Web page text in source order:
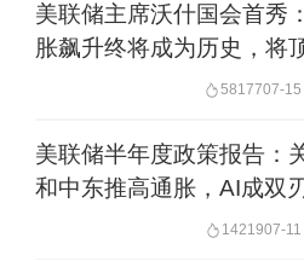
点，持续大幅高于2%
了通胀预期脱锚的风
资产管理机构BK
观策略师施罗
Schlossberg）在接
美联储主席沃什国会首秀
胀飙升终将成为历史，将
5817707-
美联储半年度政策报告：
和中东推高通胀，AI成双
1421907-